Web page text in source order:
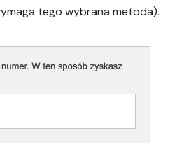
tego wybrana metoda).